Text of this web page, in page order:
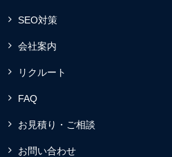
SEO対策
会社案内
リクルート
FAQ
お見積り・ご相談
お問い合わせ